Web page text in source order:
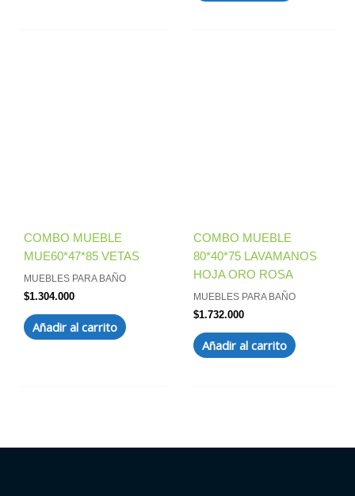
COMBO MUEBLE
MUE60*47*85 VETAS
MUEBLES PARA BAÑO
$1.304.000
Añadir al carrito
COMBO MUEBLE
80*40*75 LAVAMANOS
HOJA ORO ROSA
MUEBLES PARA BAÑO
$1.732.000
Añadir al carrito